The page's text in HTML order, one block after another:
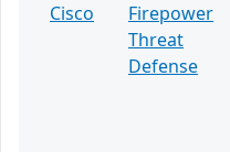
Cisco
Firepower
Threat
Defense